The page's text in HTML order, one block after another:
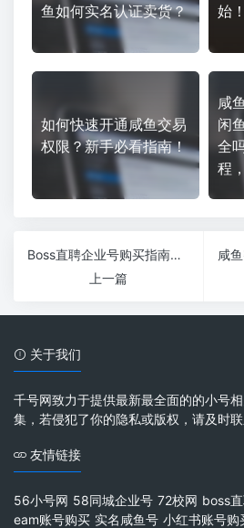
鱼如何实名认证卖货？
始！
如何快速开通咸鱼交易
权限？新手必看指南！
咸
闲
全
程
Boss直聘企业号购买指南：助力企业高效招聘
上一篇
关于我们
千号网致力于提供最新最全面的的小号
集，若侵犯了你的隐私或版权，请及时联
友情链接
56小号网 58同城企业号 72校网 boss
eam账号购买 实名咸鱼号 小红书账号购